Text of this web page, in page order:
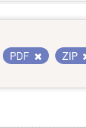
PDF
ZIP